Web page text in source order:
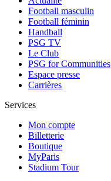
Football masculin
Football féminin
Handball
PSG TV
Le Club
PSG for Communities
Espace presse
Carrières
Services
Mon compte
Billetterie
Boutique
MyParis
Stadium Tour